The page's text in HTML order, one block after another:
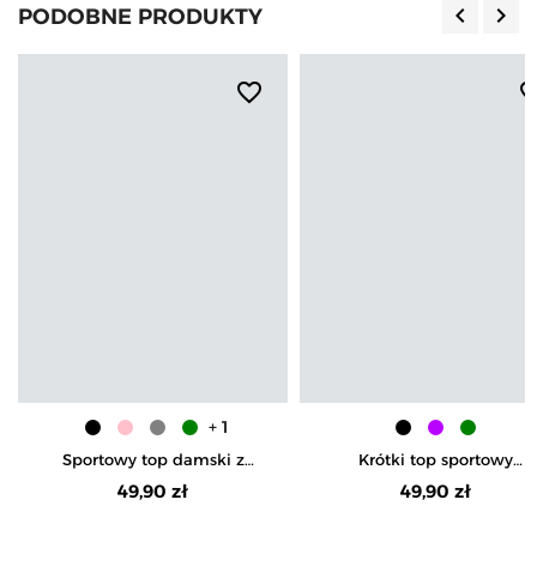
PODOBNE PRODUKTY keyboard_arrow_left keyboard_arrow_right
favorite_border
Sportowy top damski z
krótkim rękawem
49,90 zł
+ 1
Krótki top sportowy
prążkowany
49,90 zł